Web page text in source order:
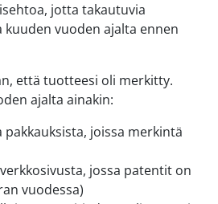
jotta takautuvia
kuuden vuoden ajalta ennen
että tuotteesi oli merkitty.
ajalta ainakin:
joissa merkintä
jossa patentit on
vuodessa)